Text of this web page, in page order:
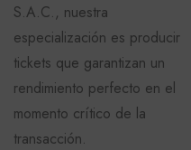
S.A.C., nuestra
especialización es producir
tickets que garantizan un
rendimiento perfecto en el
momento crítico de la
transacción.